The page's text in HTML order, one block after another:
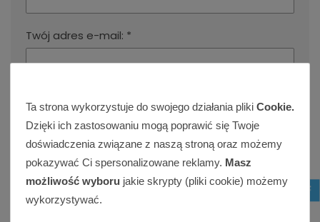
Ta strona wykorzystuje do swojego działania pliki Cookie.
Dzięki ich zastosowaniu mogą poprawić się Twoje
doświadczenia związane z naszą stroną oraz możemy
pokazywać Ci spersonalizowane reklamy. Masz
możliwość wyboru jakie skrypty (pliki cookie) możemy
wykorzystywać.
Twój adres e-mail: *
Twoje stanowisko w firmie: *
Nazwa firmy: *